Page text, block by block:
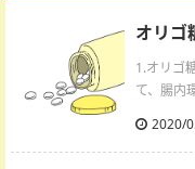
オリゴ
1.オリゴ
て、腸内
2020/